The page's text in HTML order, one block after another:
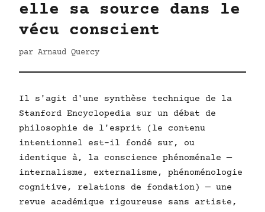
elle sa source dans le
vécu conscient
par Arnaud Quercy
Il s'agit d'une synthèse technique de la
Stanford Encyclopedia sur un débat de
philosophie de l'esprit (le contenu
intentionnel est-il fondé sur, ou
identique à, la conscience phénoménale —
internalisme, externalisme, phénoménologie
cognitive, relations de fondation) — une
revue académique rigoureuse sans artiste,